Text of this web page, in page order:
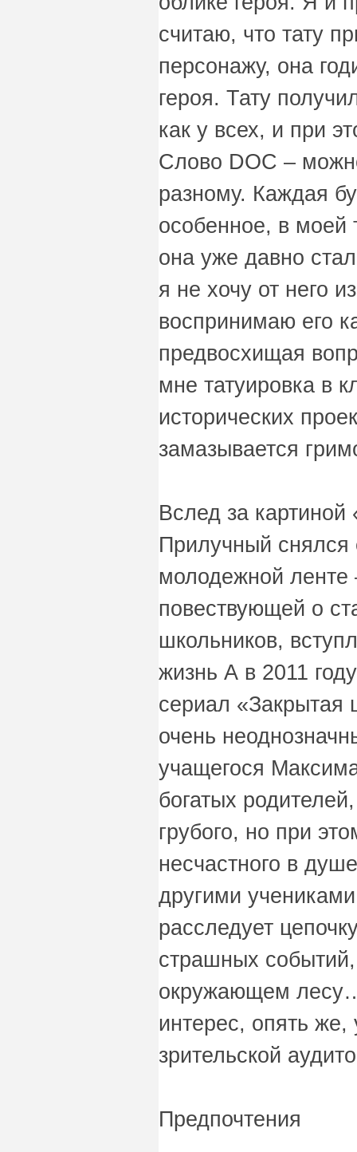
считаю, что тату
персонажу, она
героя. Тату
как у всех, и при
Слово DOC –
разному. Каждая
особенное, в моей
она уже давно
я не хочу от него
воспринимаю его
предвосхищая
мне татуировка в
исторических
замазывается
Вслед за
Прилучный
молодежной
повествующей о
школьников,
жизнь А в 2011
сериал «Закрытая
очень
учащегося
богатых
грубого, но при
несчастного в
другими
расследует
страшных
окружающем
интерес, опять же,
зрительской
Предпочтения